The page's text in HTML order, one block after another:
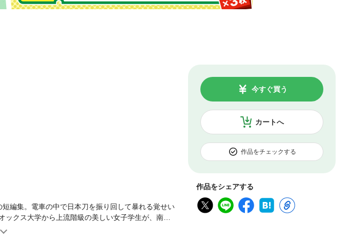
カートへ
今すぐ買う
作品をチェックする
作品をシェアする
編集。電車の中で日本刀を振り回して暴れる覚せい
クス大学から上流階級の美しい女子学生が、南河
」「愛のすし食い放題」「家潰しの赤次郎」の3編